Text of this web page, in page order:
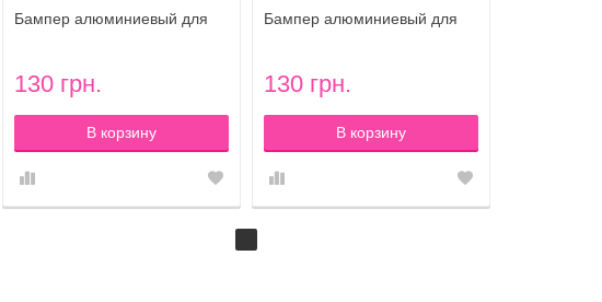
Бампер алюминиевый для
130 грн.
В корзину
Бампер алюминиевый для
130 грн.
В корзину